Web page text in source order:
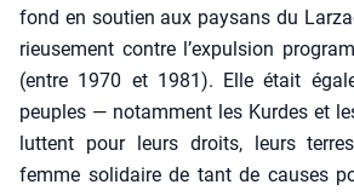
fond en sou­tien aux pay­sans du
rieu­se­ment contre l’ex­pul­sion
(entre 1970 et 1981). Elle était
peuples — notam­ment les Kurdes et
luttent pour leurs droits, leurs
femme soli­daire de tant de causes